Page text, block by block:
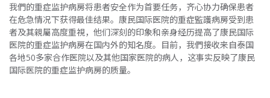
我們的重症监护病房将患者安全作为首要任务，齐心协力确保患者
在危急情况下获得最佳结果。康民国际医院的重症監護病房受到患
者及其親屬高度重視，他们深刻的印象和亲身经历提高了康民国际
医院的重症监护病房在国内外的知名度。目前，我們接收来自泰国
各地50多家合作医院以及其他国家医院的病人，这事实反映了康民
国际医院的重症监护病房的质量。